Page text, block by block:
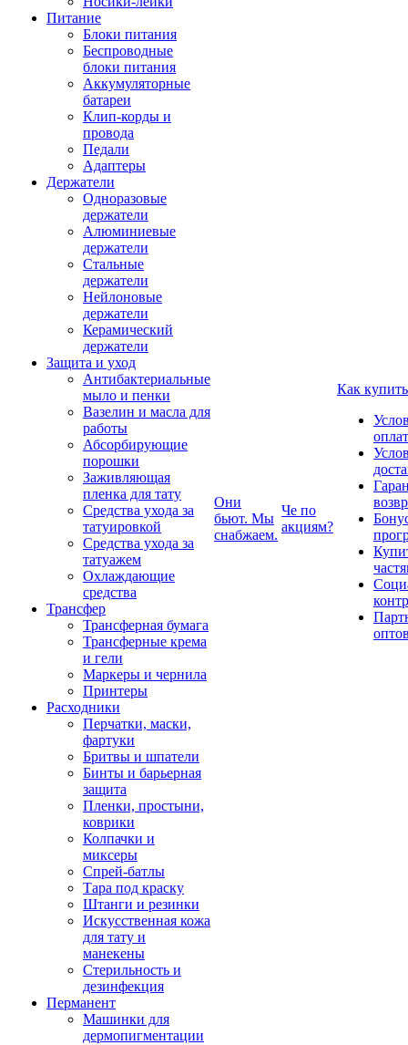
Питание
Блоки питания
Беспроводные
блоки питания
Аккумуляторные
батареи
Клип-корды и
провода
Педали
Адаптеры
Держатели
Одноразовые
держатели
Алюминиевые
держатели
Стальные
держатели
Нейлоновые
держатели
Керамический
держатели
Защита и уход
Антибактериальные
мыло и пенки
Вазелин и масла для
работы
Абсорбирующие
порошки
Заживляющая
пленка для тату
Средства ухода за
татуировкой
Средства ухода за
татуажем
Охлаждающие
средства
Трансфер
Трансферная бумага
Трансферные крема
и гели
Маркеры и чернила
Принтеры
Расходники
Перчатки, маски,
фартуки
Бритвы и шпатели
Бинты и барьерная
защита
Пленки, простыни,
коврики
Колпачки и
миксеры
Спрей-батлы
Тара под краску
Штанги и резинки
Искусственная кожа
для тату и
манекены
Стерильность и
дезинфекция
Перманент
Машинки для
дермопигментации
Они
бьют. Мы
снабжаем.
Че по
акциям?
Как купить